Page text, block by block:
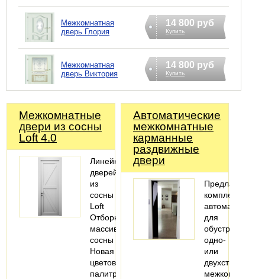
Межкомнатная
дверь Глория
14 800 руб
Купить
Межкомнатная
дверь Виктория
14 800 руб
Купить
Межкомнатные
двери из сосны
Loft 4.0
Линейка
дверей
из
сосны
Loft
Отборный
массив
сосны
Новая
цветовая
палитра
Автоматические
межкомнатные
карманные
раздвижные
двери
Предлагаем
комплекты
автоматики
для
обустройства
одно-
или
двухстворчатых
межкомнатных